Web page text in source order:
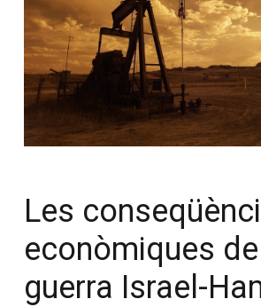
Les
econòmiques
guerra Israel-